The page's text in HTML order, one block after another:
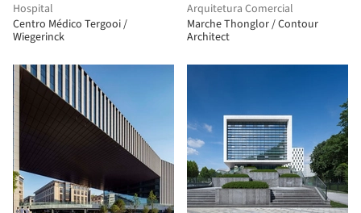
Hospital
Centro Médico Tergooi /
Wiegerinck
Arquitetura Comercial
Marche Thonglor / Contour
Architect